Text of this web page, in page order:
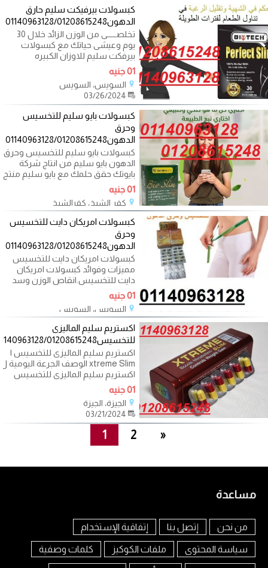
كبسولات بيرفيكت سليم حارق
الدهون01140963128/01208615248
تخلصـــــى من الوزن الزائد خلال 30
يوم وعيشى حياتك مع كبسولات
بيرفكت سليم للاوزان الكبيره
01 جنيه
السويس، السويس
كبسولات بايو سليم للتخسيس
وحرق
الدهون01140963128/01208615248
كبسولات بايو سليم للتخسيس وحرق
الدهون بايو سليم من انتاج شركة
بايوتك حقق حلمك مع بايو سليم منتج
01 جنيه
كفر الشيخ، كفرالشيخ
03/24/2024
كبسولات امريكان دايت للتخسيس
وحرق
الدهون01140963128/01208615248
كبسولات امريكان دايت للتخسيس
مميزات وفوائد كبسولات امريكان
دايت للتخسيس.انقاص الوزن وسد
01 جنيه
السويس، السويس
03/23/2024
اكستريم سليم الماليزى
للتخسيس01140963128/01208615248
اكستريم سليم الماليزى للتخسيس ا
xtreme Slim الوصف الجرعة اليومية ل
اكستريم سليم الماليزى للتخسيس
01 جنيه
الجيزة، الجيزة
1 2 »
مساعدة
من نحن إتصل بنا إتفاقية الإستخدام
سياسة المحتوى ملفات الكوكيز كلمات وصفية